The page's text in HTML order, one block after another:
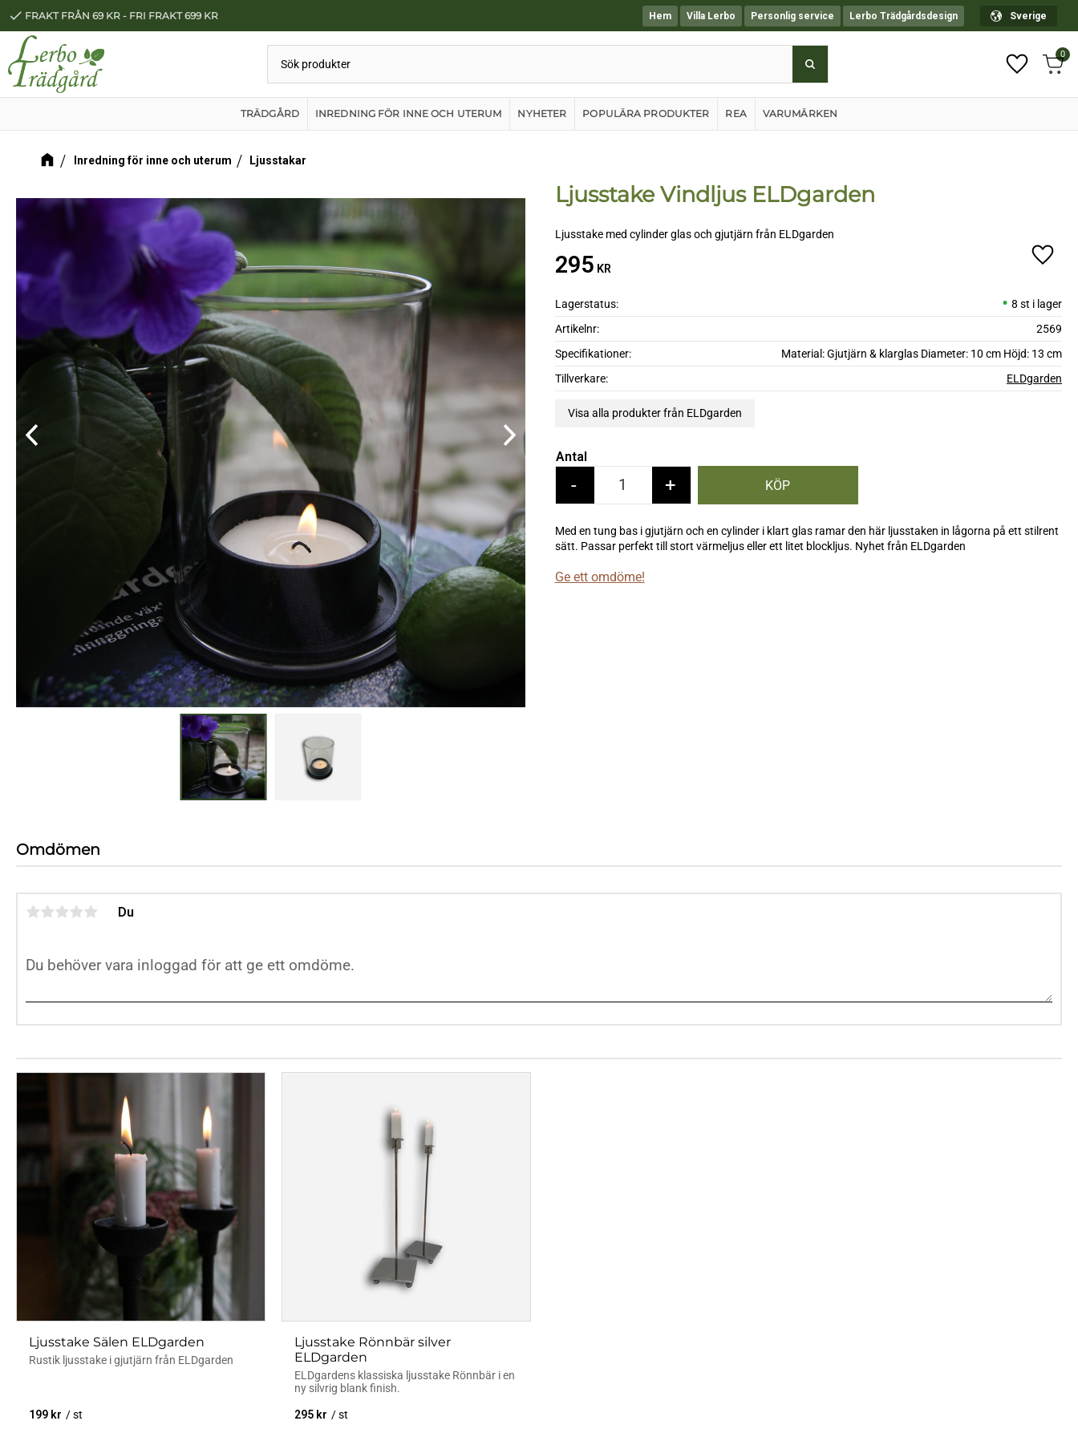
check FRAKT FRÅN 69 KR - FRI FRAKT 699 KR Hem Villa Lerbo Personlig service Lerbo Trädgårdsdesign Sverige
0
TRÄDGÅRD INREDNING FÖR INNE OCH UTERUM NYHETER POPULÄRA PRODUKTER REA VARUMÄRKEN
Inredning för inne och uterum Ljusstakar
Ljusstake Vindljus ELDgarden
Ljusstake med cylinder glas och gjutjärn från ELDgarden
295KR
Antal
+
-
Lägg
Med en tung bas i gjutjärn och en cylinder i klart glas ramar den här ljusstaken in lågorna på ett stilrent
sätt. Passar perfekt till stort värmeljus eller ett litet blockljus. Nyhet från ELDgarden
Lagerstatus
8 st i lager
Artikelnr
2569
Specifikationer
Material: Gjutjärn & klarglas Diameter: 10 cm Höjd: 13 cm
Tillverkare
ELDgarden
Visa alla produkter från ELDgarden
Ge ett omdöme!
Omdömen
Du
Ljusstake Sälen ELDgarden
Rustik ljusstake i gjutjärn från ELDgarden
199 kr /st
Ljusstake Rönnbär silver
ELDgarden
ELDgardens klassiska ljusstake Rönnbär i en
ny silvrig blank finish.
295 kr /st